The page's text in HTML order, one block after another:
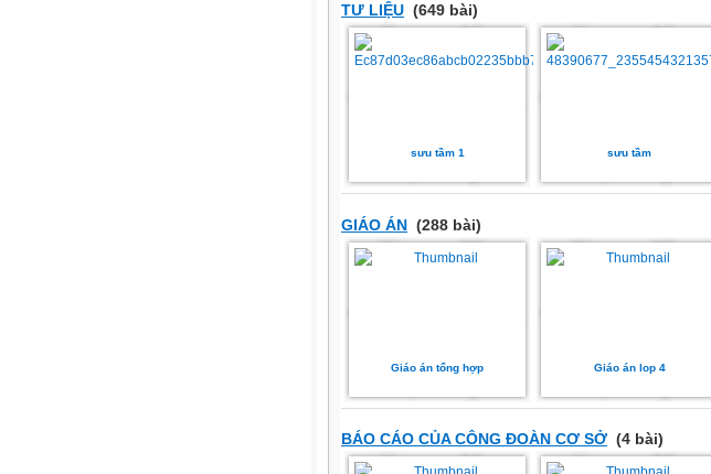
TƯ LIỆU (649 bài)
sưu tầm 1 sưu tầm
GIÁO ÁN (288 bài)
Giáo án tổng hợp Giáo án lop 4
BÁO CÁO CỦA CÔNG ĐOÀN CƠ SỞ (4 bài)